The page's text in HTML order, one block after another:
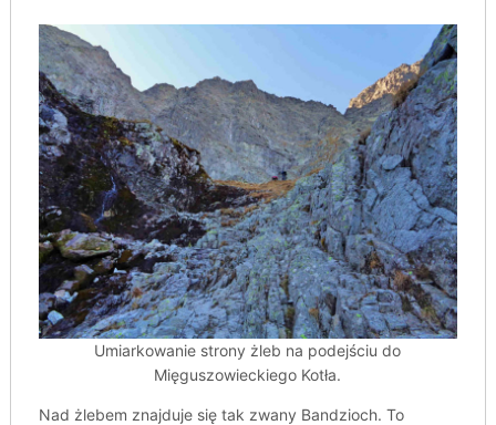
Umiarkowanie strony żleb na podejściu do
Mięguszowieckiego Kotła.
Nad żlebem znajduje się tak zwany Bandzioch. To